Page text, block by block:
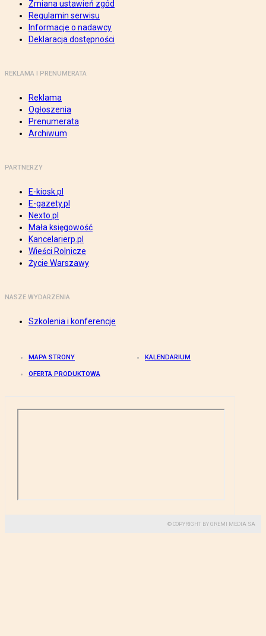
Zmiana ustawień zgód
Regulamin serwisu
Informacje o nadawcy
Deklaracja dostępności
REKLAMA I PRENUMERATA
Reklama
Ogłoszenia
Prenumerata
Archiwum
PARTNERZY
E-kiosk.pl
E-gazety.pl
Nexto.pl
Mała księgowość
Kancelarierp.pl
Wieści Rolnicze
Życie Warszawy
NASZE WYDARZENIA
Szkolenia i konferencje
MAPA STRONY KALENDARIUM
OFERTA PRODUKTOWA
© COPYRIGHT BY GREMI MEDIA SA